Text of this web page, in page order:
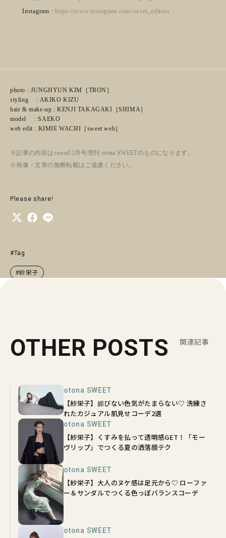
Instagram : https://www.instagram.com/sweet_editors
photo : JUNGHYUN KIM［TRON］
styling : AKIKO KIZU
hair & make-up : KENJI TAKAGAKI［SHIMA］
model : SAEKO
web edit : KIMIE WACHI［sweet web］
※記事の内容はsweet12月号増刊 otona SWEETのものになります。
※画像・文章の無断転載はご遠慮ください。
Please share!
#Tag
#紗栄子
OTHER POSTS 関連記事
otona SWEET
【紗栄子】媚びない色気がたまらない♡ 洗練さ
れたカジュアル肌見せコーデ2選
otona SWEET
【紗栄子】くすみを払って透明感GET！「モー
ヴリップ」でつくる夏の洒落顔テク
otona SWEET
【紗栄子】大人のヌケ感は足元から♡ ローファ
ー＆サンダルでつくる色っぽバランスコーデ
otona SWEET